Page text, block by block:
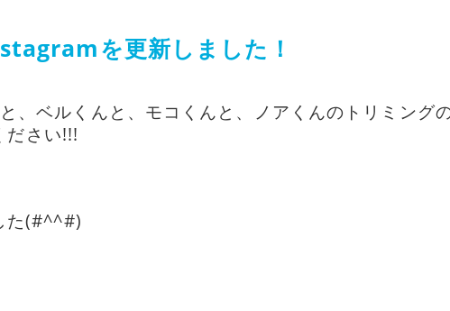
を更新しました！
、ベルくんと、モコくんと、ノアくんのトリミング
ださい!!!
た(#^^#)